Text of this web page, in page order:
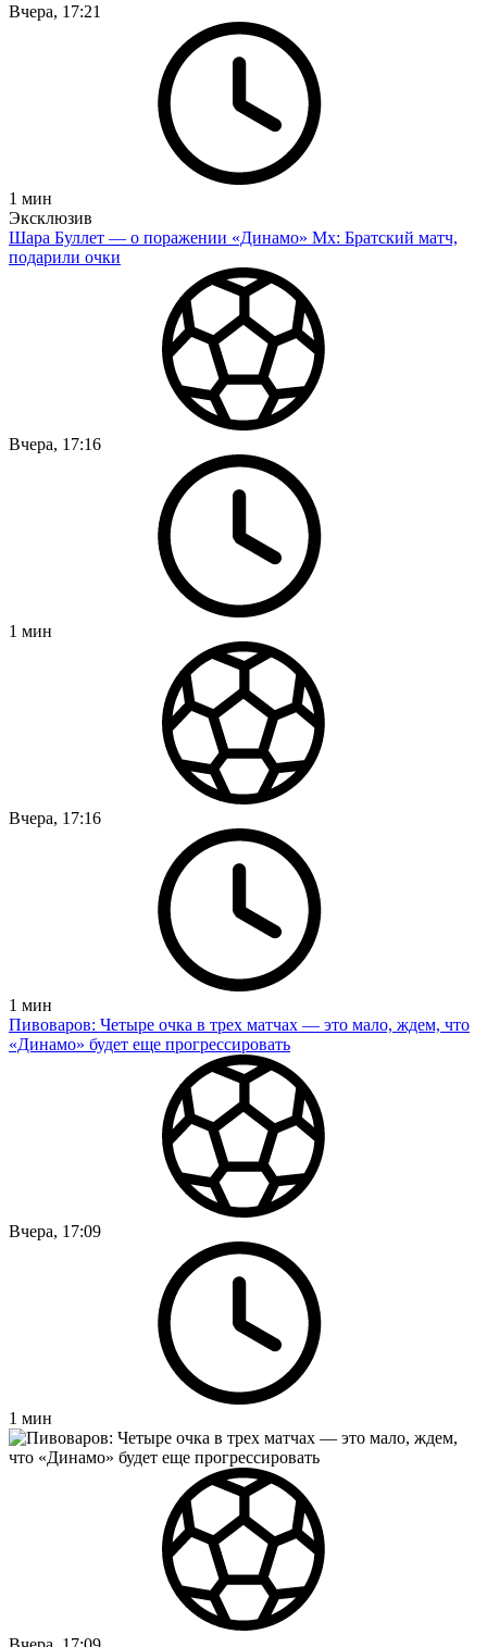
Вчера, 17:21
1 мин
Эксклюзив
Шара Буллет — о поражении «Динамо» Мх: Братский матч,
подарили очки
Вчера, 17:16
1 мин
Вчера, 17:16
1 мин
Пивоваров: Четыре очка в трех матчах — это мало, ждем, что
«Динамо» будет еще прогрессировать
Вчера, 17:09
1 мин